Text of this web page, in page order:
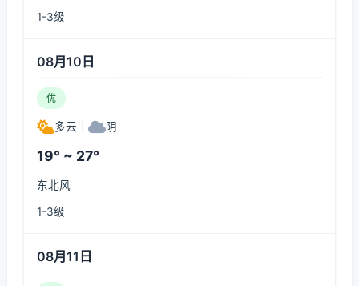
1-3级
08月10日
优
多云 阴
19° ~ 27°
东北风
1-3级
08月11日